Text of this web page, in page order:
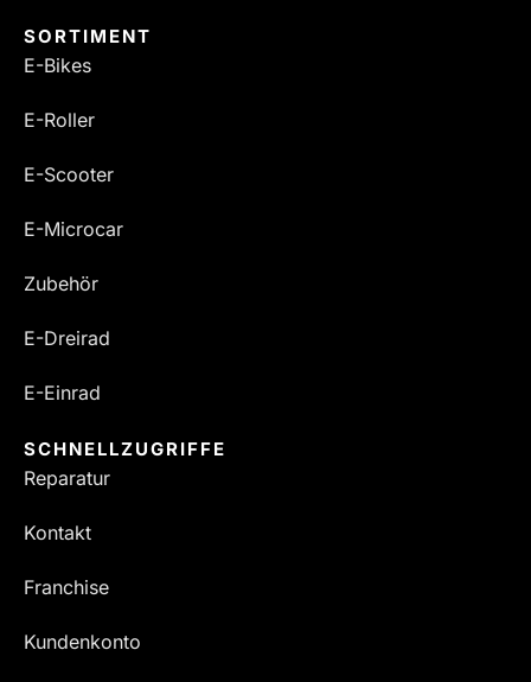
SORTIMENT
E-Bikes
E-Roller
E-Scooter
E-Microcar
Zubehör
E-Dreirad
E-Einrad
SCHNELLZUGRIFFE
Reparatur
Kontakt
Franchise
Kundenkonto